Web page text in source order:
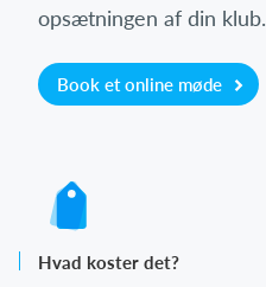
opsætningen af din klub.
Book et online møde
Hvad koster det?